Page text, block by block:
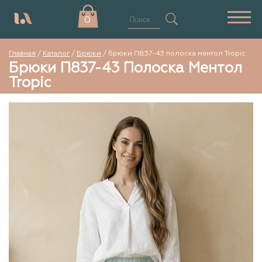
0
Главная / Каталог/ Брюки / брюки П837-43 полоска ментол Tropic
Брюки П837-43 Полоска Ментол
Tropic